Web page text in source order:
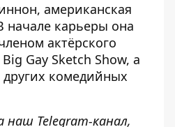
американская
начале карьеры она
актёрского
Gay Sketch Show, а
других комедийных
наш Telegram-канал,